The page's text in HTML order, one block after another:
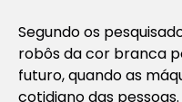
Segundo os
robôs da cor branca
futuro, quando as
cotidiano das